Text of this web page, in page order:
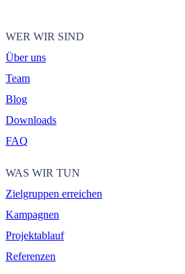
WER WIR SIND
Über uns
Team
Blog
Downloads
FAQ
WAS WIR TUN
Zielgruppen erreichen
Kampagnen
Projektablauf
Referenzen